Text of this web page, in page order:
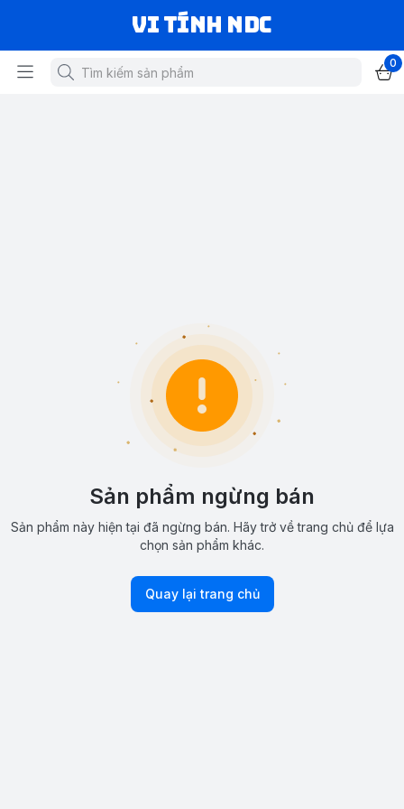
VI TÍNH NDC
0
Sản phẩm ngừng bán
Sản phẩm này hiện tại đã ngừng bán. Hãy trở về trang chủ để lựa
chọn sản phẩm khác.
Quay lại trang chủ